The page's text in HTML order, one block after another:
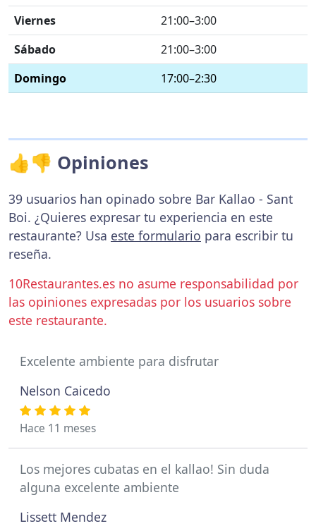
Viernes
21:00–3:00
Sábado
21:00–3:00
Domingo
17:00–2:30
👍👎 Opiniones
39 usuarios han opinado sobre Bar Kallao - Sant
Boi. ¿Quieres expresar tu experiencia en este
restaurante? Usa este formulario para escribir tu
reseña.
10Restaurantes.es no asume responsabilidad por
las opiniones expresadas por los usuarios sobre
este restaurante.
Excelente ambiente para disfrutar
Nelson Caicedo
Hace 11 meses
Los mejores cubatas en el kallao! Sin duda
alguna excelente ambiente
Lissett Mendez